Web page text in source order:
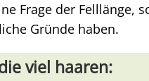
Frage der Felllänge,
Gründe haben.
viel haaren: